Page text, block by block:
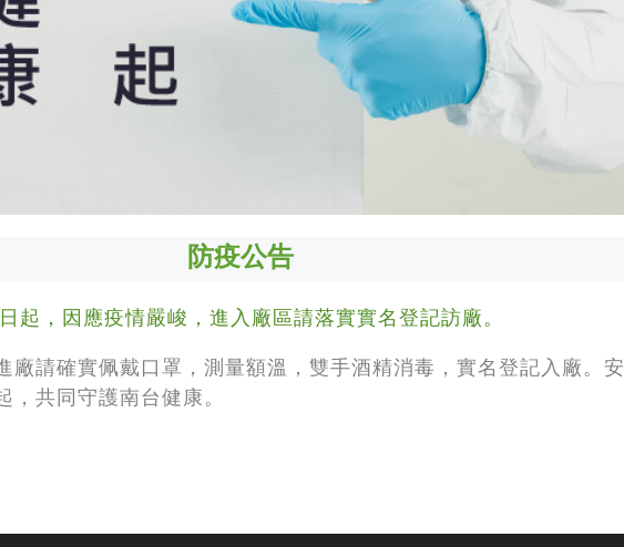
防疫公告
起，因應疫情嚴峻，進入廠區請落實實名登記訪廠。
廠請確實佩戴口罩，測量額溫，雙手酒精消毒，實名登記入廠。安
，共同守護南台健康。